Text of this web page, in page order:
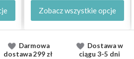
Zobacz wszystkie opcje
Darmowa
dostawa299 zł
Dostawaw
ciągu 3-5 dni